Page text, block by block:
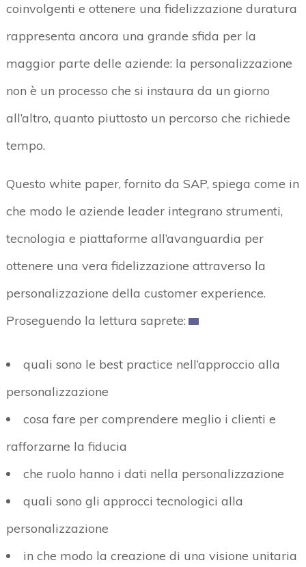
coinvolgenti e ottenere una fidelizzazione duratura
rappresenta ancora una grande sfida per la
maggior parte delle aziende: la personalizzazione
non è un processo che si instaura da un giorno
all’altro, quanto piuttosto un percorso che richiede
tempo.
Questo white paper, fornito da SAP, spiega come in
che modo le aziende leader integrano strumenti,
tecnologia e piattaforme all’avanguardia per
ottenere una vera fidelizzazione attraverso la
personalizzazione della customer experience.
Proseguendo la lettura saprete:
quali sono le best practice nell’approccio alla
personalizzazione
cosa fare per comprendere meglio i clienti e
rafforzarne la fiducia
che ruolo hanno i dati nella personalizzazione
quali sono gli approcci tecnologici alla
personalizzazione
in che modo la creazione di una visione unitaria